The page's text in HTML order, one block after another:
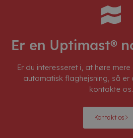
Er en Uptimast®
Er du interesseret i, at høre
automatisk flaghejsning, så er
kontakte os.
Kontakt os